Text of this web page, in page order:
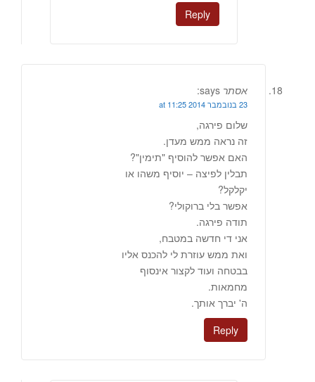
Reply
אסתר says:
23 בנובמבר 2014 at 11:25
שלום פירגה,
זה נראה ממש מעדן.
האם אפשר להוסיף "תימין"?
תבלין לפיצה – יוסיף משהו או
יקלקל?
אפשר בלי ברוקולי?
תודה פירגה.
אני די חדשה במטבח,
ואת ממש עוזרת לי להכנס אליו
בבטחה ועוד לקצור אינסוף
מחמאות.
ה' יברך אותך.
Reply